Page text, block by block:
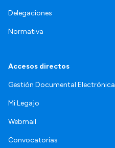
Delegaciones
Normativa
Accesos directos
Gestión Documental Electrónica
Mi Legajo
Webmail
Convocatorias